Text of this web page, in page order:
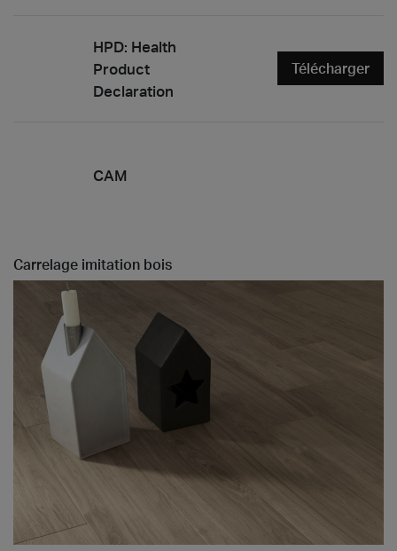
HPD: Health
Product
Declaration
Télécharger
CAM
Carrelage imitation bois